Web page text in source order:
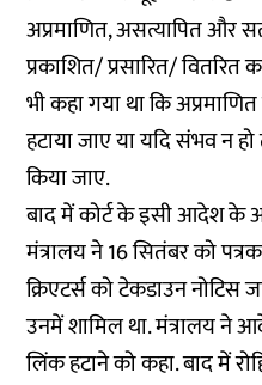
अप्रमाणित, असत्यापित और
प्रकाशित/ प्रसारित/
भी कहा गया था कि
हटाया जाए या यदि संभव न
किया जाए.
बाद में कोर्ट के इसी आदेश के
मंत्रालय ने 16 सितंबर को
क्रिएटर्स को टेकडाउन नोटिस
उनमें शामिल था. मंत्रालय ने
लिंक हटाने को कहा. बाद में